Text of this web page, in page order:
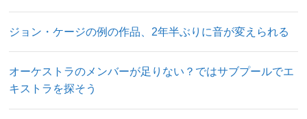
ジョン・ケージの例の作品、2年半ぶりに音が変えられる
オーケストラのメンバーが足りない？ではサブプールでエ
キストラを探そう